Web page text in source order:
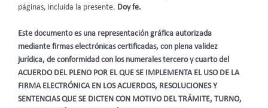
páginas, incluida la presente. Doy fe.
Este documento es una representación gráfica autorizada
mediante firmas electrónicas certificadas, con plena validez
jurídica, de conformidad con los numerales tercero y cuarto del
ACUERDO DEL PLENO POR EL QUE SE IMPLEMENTA EL USO DE LA
FIRMA ELECTRÓNICA EN LOS ACUERDOS, RESOLUCIONES Y
SENTENCIAS QUE SE DICTEN CON MOTIVO DEL TRÁMITE, TURNO,